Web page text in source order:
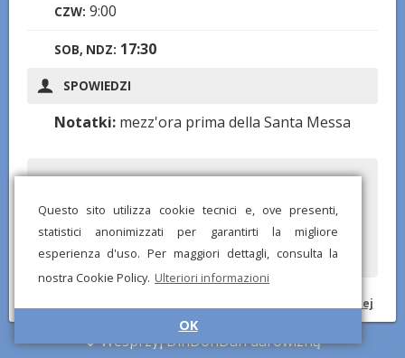
Questo sito utilizza cookie tecnici e, ove presenti,
statistici anonimizzati per garantirti la migliore
esperienza d'uso. Per maggiori dettagli, consulta la
nostra Cookie Policy. Ulteriori informazioni
OK
CZW: 9:00
SOB, NDZ: 17:30
SPOWIEDZI
Notatki: mezz'ora prima della Santa Messa
Dodaj do swojej
strony internetowej
Wesprzyj DinDonDan darowizną